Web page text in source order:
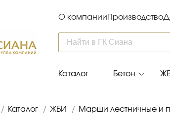
О компании Производство
Каталог Бетон
/ Каталог / ЖБИ / Марши лестничные и